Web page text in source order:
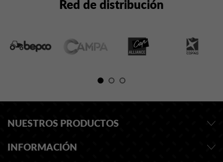
Red de distribución
NUESTROS PRODUCTOS
INFORMACIÓN